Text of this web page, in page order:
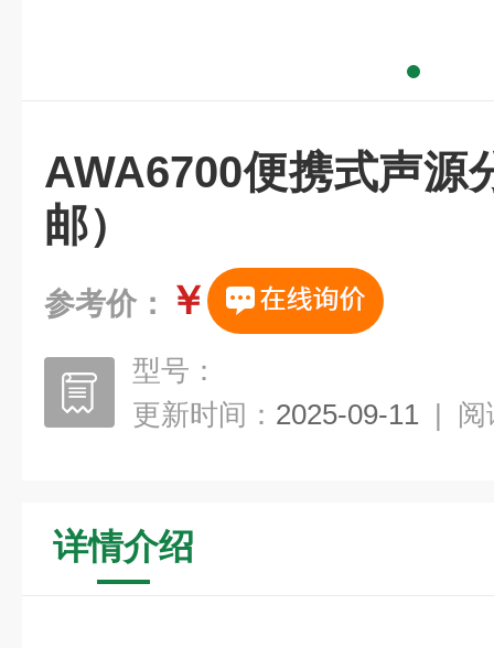
AWA6700便携式声源
邮）
参考价： ￥
型号：
更新时间： 2025-09-11 | 阅
详情介绍